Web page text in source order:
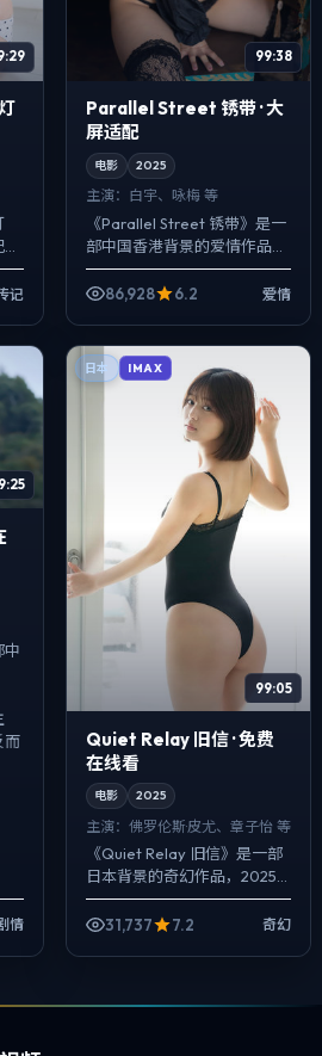
·
记
99:38
Parallel Street 锈带 · 大
屏适配
电影 2025
主演： 白宇、咏梅 等
《Parallel Street 锈带》是一
部中国香港背景的爱情作品，
2025年公映，由刁亦男执
导，白宇、咏梅、李秉宪等主
86,928 6.2 爱情
中
而
情
日本 IMAX
99:05
Quiet Relay 旧信 · 免费
在线看
电影 2025
主演： 佛罗伦斯·皮尤、章子怡 等
《Quiet Relay 旧信》是一部
日本背景的奇幻作品，2025
年公映，由是枝裕和执导，佛
罗伦斯·皮尤、章子怡、马伊琍
31,737 7.2 奇幻